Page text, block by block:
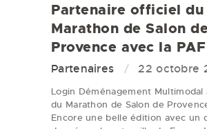
Partenaire officiel du
Marathon de Salon
Provence avec la PAF
Partenaires 22 octobre
Login Déménagement Multimodal
du Marathon de Salon de
Encore une belle édition avec un